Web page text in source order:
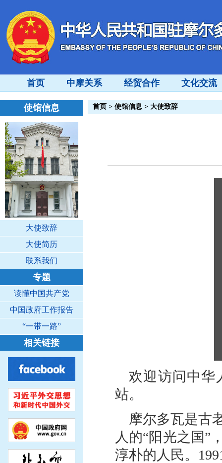
首页 中摩关系 经贸合作 文化交流
使馆信息
大使致辞
大使简历
联系我们
专题
读懂中国共产党
中国政府工作报告
“一带一路”
相关链接
首页 > 使馆信息 > 大使致辞
欢迎访问中华
站。
摩尔多瓦是古
人的“阳光之国”
淳朴的人民。